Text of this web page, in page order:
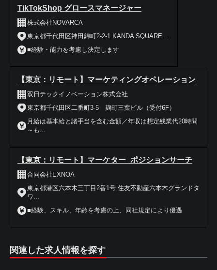
TikTokShop グロースマネージャー
株式会社NOVARCA
東京都千代田区神田錦町2-2-1 KANDA SQUARE ...
■経験・能力を考慮し決定します
【東京：リモート】マーケティングオペレーション
双日テックイノベーション株式会社
東京都千代田区二番町3-5 麹町三葉ビル（受付6F）
月給は基本給と諸手当を含む金額／年収は想定残業代20時間
～も...
【東京：リモート】マーケター_ポジションサーチ
合同会社EXNOA
東京都港区六本木三丁目2番1号 住友不動産六本木グランドタ
ワ...
■経験、スキル、年齢を考慮の上、同社規定により優遇
関連した求人情報を探す